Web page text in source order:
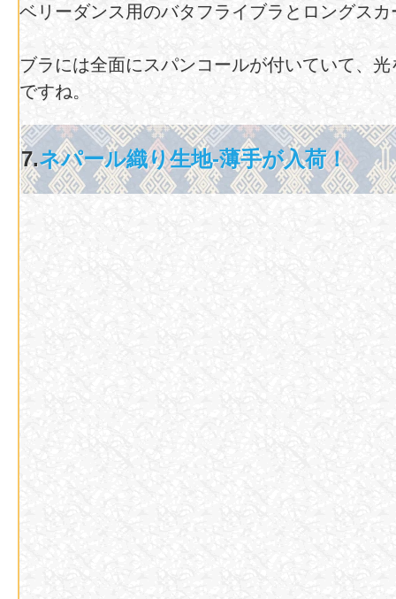
ベリーダンス用のバタフライブラとロングス
ブラには全面にスパンコールが付いていて、
ですね。
7.ネパール織り生地-薄手が入荷！